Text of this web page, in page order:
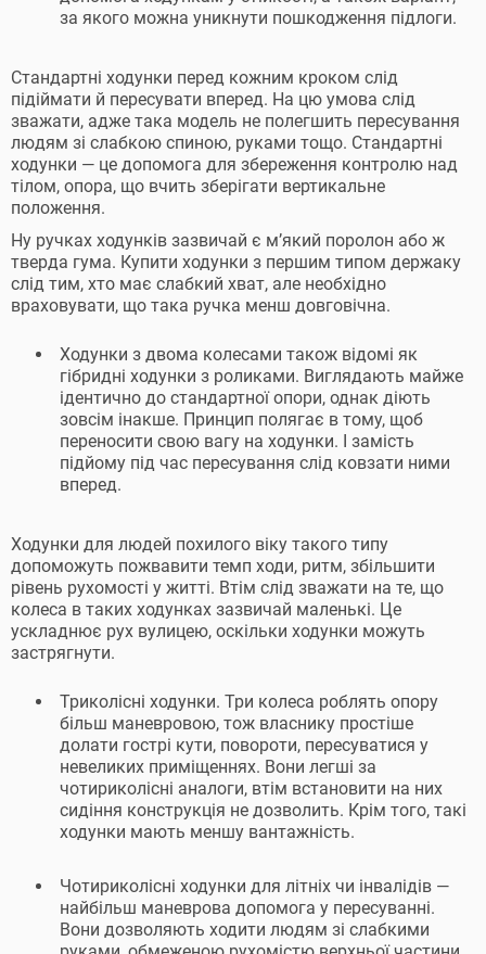
за якого можна уникнути пошкодження підлоги.
Стандартні ходунки перед кожним кроком слід
підіймати й пересувати вперед. На цю умова слід
зважати, адже така модель не полегшить пересування
людям зі слабкою спиною, руками тощо. Стандартні
ходунки — це допомога для збереження контролю над
тілом, опора, що вчить зберігати вертикальне
положення.
Ну ручках ходунків зазвичай є м’який поролон або ж
тверда гума. Купити ходунки з першим типом держаку
слід тим, хто має слабкий хват, але необхідно
враховувати, що така ручка менш довговічна.
Ходунки з двома колесами також відомі як
гібридні ходунки з роликами. Виглядають майже
ідентично до стандартної опори, однак діють
зовсім інакше. Принцип полягає в тому, щоб
переносити свою вагу на ходунки. І замість
підйому під час пересування слід ковзати ними
вперед.
Ходунки для людей похилого віку такого типу
допоможуть пожвавити темп ходи, ритм, збільшити
рівень рухомості у житті. Втім слід зважати на те, що
колеса в таких ходунках зазвичай маленькі. Це
ускладнює рух вулицею, оскільки ходунки можуть
застрягнути.
Триколісні ходунки. Три колеса роблять опору
більш маневровою, тож власнику простіше
долати гострі кути, повороти, пересуватися у
невеликих приміщеннях. Вони легші за
чотириколісні аналоги, втім встановити на них
сидіння конструкція не дозволить. Крім того, такі
ходунки мають меншу вантажність.
Чотириколісні ходунки для літніх чи інвалідів —
найбільш маневрова допомога у пересуванні.
Вони дозволяють ходити людям зі слабкими